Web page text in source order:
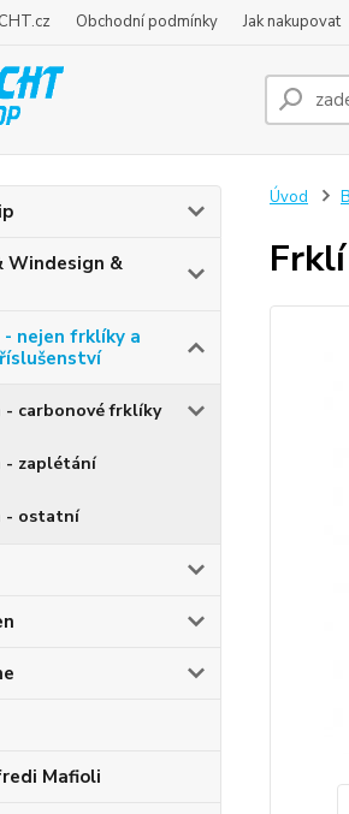
Obchodní podmínky Jak nakupovat
Windesign &
nejen frklíky a
- carbonové frklíky
- zaplétání
- ostatní
Mafioli
Úvod